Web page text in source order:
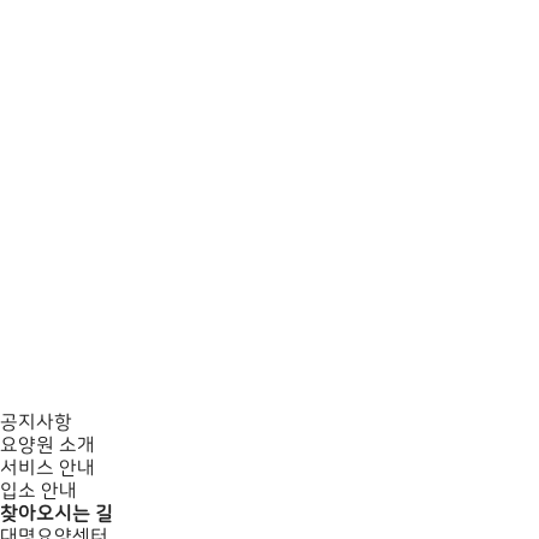
공지사항
요양원 소개
서비스 안내
입소 안내
찾아오시는 길